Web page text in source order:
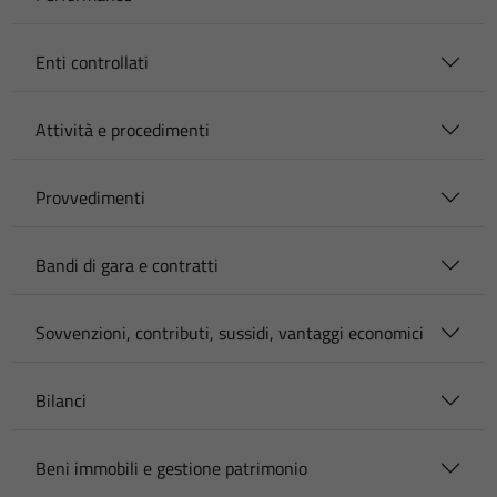
Enti controllati
Attività e procedimenti
Provvedimenti
Bandi di gara e contratti
Sovvenzioni, contributi, sussidi, vantaggi economici
Bilanci
Beni immobili e gestione patrimonio